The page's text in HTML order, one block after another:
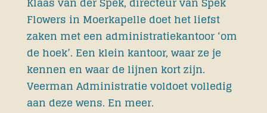
Flowers in Moerkapelle doet het liefst
zaken met een administratiekantoor ‘om
de hoek’. Een klein kantoor, waar ze je
kennen en waar de lijnen kort zijn.
Veerman Administratie voldoet volledig
aan deze wens. En meer.